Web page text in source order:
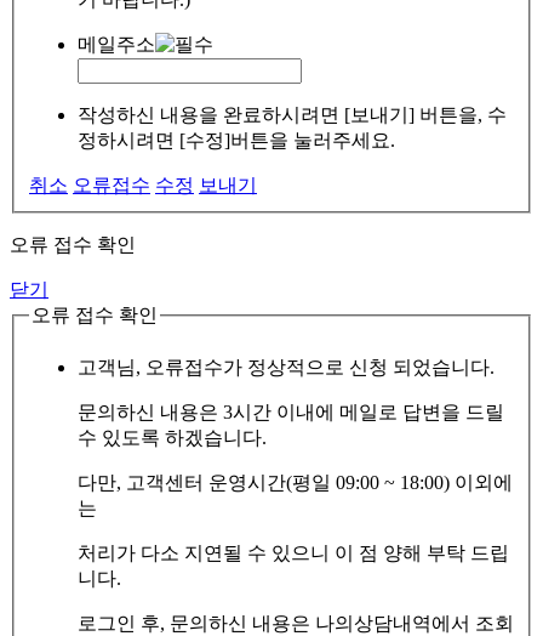
메일주소
작성하신 내용을 완료하시려면 [보내기] 버튼을, 수
정하시려면 [수정]버튼을 눌러주세요.
취소 오류접수 수정 보내기
오류 접수 확인
닫기
오류 접수 확인
고객님, 오류접수가 정상적으로 신청 되었습니다.
문의하신 내용은 3시간 이내에 메일로 답변을 드릴
수 있도록 하겠습니다.
다만, 고객센터 운영시간(평일 09:00 ~ 18:00) 이외에
는
처리가 다소 지연될 수 있으니 이 점 양해 부탁 드립
니다.
로그인 후, 문의하신 내용은 나의상담내역에서 조회